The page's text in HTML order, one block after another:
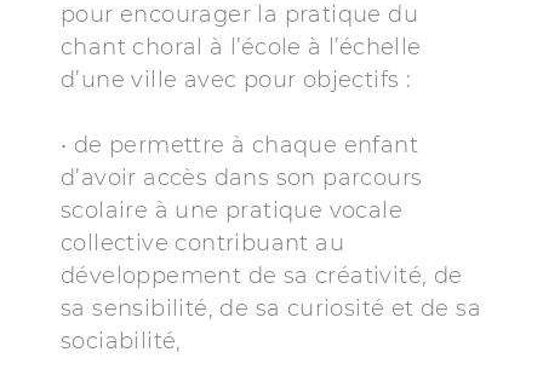
pour encourager la pratique du
chant choral à l’école à l’échelle
d’une ville avec pour objectifs :
• de permettre à chaque enfant
d’avoir accès dans son parcours
scolaire à une pratique vocale
collective contribuant au
développement de sa créativité, de
sa sensibilité, de sa curiosité et de sa
sociabilité,